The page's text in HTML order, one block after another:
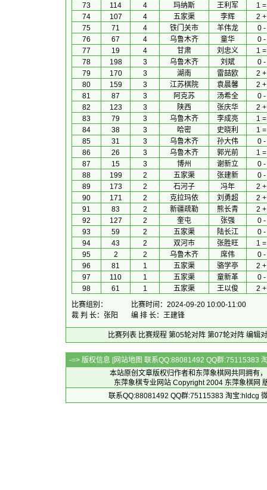
73
114 4 玛纳斯 王利军
1
74
107 4 五家渠 李辉
2
75
71 4 铁门关市 羊伟龙
0 -
76
67 4 乌鲁木齐 童华
0 -
77
19 4 甘肃 刘忠义
1
78
198 3 乌鲁木齐 刘斌
0 -
79
170 3 湖南 雷喆欧
2
80
159 3 江苏棋院 袁晨馨
2
81
87 3 阿克苏 汤希全
0 -
82
123 3 陕西 张庆华
2
83
79 3 乌鲁木齐 李成亮
1
84
38 3 哈密 史晓利
1
85
31 3 乌鲁木齐 孙大伟
0 -
86
26 3 乌鲁木齐 郭光前
1
87
15 3 博州 谢新立
0 -
88
199 2 五家渠 张建新
0 -
89
173 2 石河子 冯年
2
90
171 2 克拉玛依 刘勇超
2
91
83 2 新疆疏勒 熊长青
2
92
127 2 奎屯 张强
0 -
93
59 2 五家渠 陆长江
0 -
94
43 2 双河市 张胜旺
1
95
2 2 乌鲁木齐 席伟
0 -
96
81 1 五家渠 骆学亭
2
97
110 1 五家渠 童新革
0 -
98
61 1 五家渠 王以俊
2
比赛组别：
比赛时间：2024-09-20 10:00-11:00
裁 判 长：张阳
编 排 长：王建锋
比赛列表 比赛规程 第05轮对阵 第07轮对阵 编辑
-=> 版权信息 [网站地图 联系QQ:88081492 QQ群:75115383
本站原创文章版权归作者和 东萍象棋网共同拥有
东萍象棋专业网站 Copyright 2004 东萍象棋网
联系QQ:88081492 QQ群:75115383 淘宝:hldcg